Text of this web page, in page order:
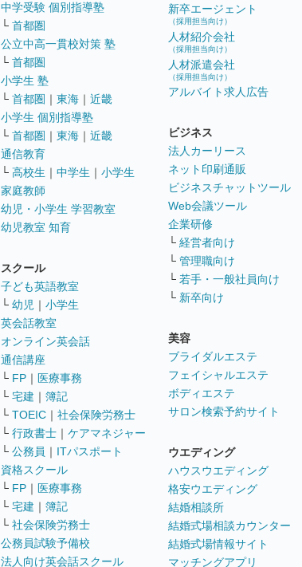
中学受験 個別指導塾
└ 首都圏
公立中高一貫校対策 塾
└ 首都圏
小学生 塾
└ 首都圏 ｜ 東海 ｜ 近畿
小学生 個別指導塾
└ 首都圏 ｜ 東海 ｜ 近畿
通信教育
└ 高校生 ｜ 中学生 ｜ 小学生
家庭教師
幼児・小学生 学習教室
幼児教室 知育
スクール
子ども英語教室
└ 幼児 ｜ 小学生
英会話教室
オンライン英会話
通信講座
└ FP ｜ 医療事務
└ 宅建 ｜ 簿記
└ TOEIC ｜ 社会保険労務士
└ 行政書士 ｜ ケアマネジャー
└ 公務員 ｜ ITパスポート
資格スクール
└ FP ｜ 医療事務
└ 宅建 ｜ 簿記
└ 社会保険労務士
公務員試験予備校
法人向け英会話スクール
新卒エージェント
（採用担当向け）
人材紹介会社
（採用担当向け）
人材派遣会社
（採用担当向け）
アルバイト求人広告
ビジネス
法人カーリース
ネット印刷通販
ビジネスチャットツール
Web会議ツール
企業研修
└ 経営者向け
└ 管理職向け
└ 若手・一般社員向け
└ 新卒向け
美容
ブライダルエステ
フェイシャルエステ
ボディエステ
サロン検索予約サイト
ウエディング
ハウスウエディング
格安ウエディング
結婚相談所
結婚式場相談カウンター
結婚式場情報サイト
マッチングアプリ